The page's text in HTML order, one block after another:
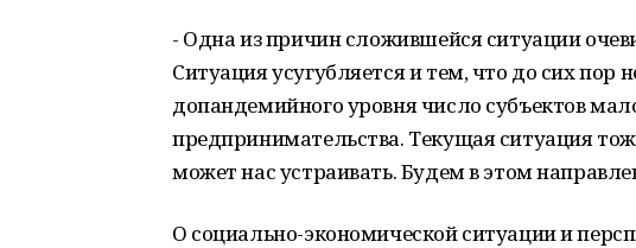
- Одна из причин сложившейся ситуации
Ситуация усугубляется и тем, что до сих пор
допандемийного уровня число субъектов
предпринимательства. Текущая ситуация
может нас устраивать. Будем в этом
О социально-экономической ситуации и